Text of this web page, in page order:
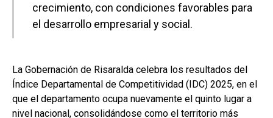
crecimiento, con condiciones favorables para
el desarrollo empresarial y social.
La Gobernación de Risaralda celebra los resultados del
Índice Departamental de Competitividad (IDC) 2025, en el
que el departamento ocupa nuevamente el quinto lugar a
nivel nacional, consolidándose como el territorio más